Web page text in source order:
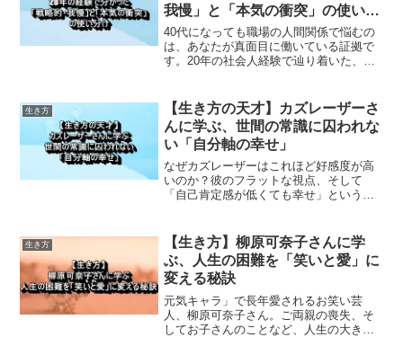
我慢」と「本気の衝突」の使い分
け
40代になっても職場の人間関係で悩むの
は、あなたが真面目に働いている証拠で
す。20年の社会人経験で辿り着いた、ス
りしないための働き方を伝えます。
生き方
【生き方の天才】カズレーザーさ
んに学ぶ、世間の常識に囚われな
い「自分軸の幸せ」
なぜカズレーザーはこれほど好感度が高
いのか？彼のフラットな視点、そして
「自己肯定感が低くても幸せ」という持
生き方
【生き方】柳原可奈子さんに学
ぶ、人生の困難を「笑いと愛」に
変える秘訣
元気キャラ」で長年愛されるお笑い芸
人、柳原可奈子さん。ご両親の喪失、そ
してお子さんのことなど、人生の大きな